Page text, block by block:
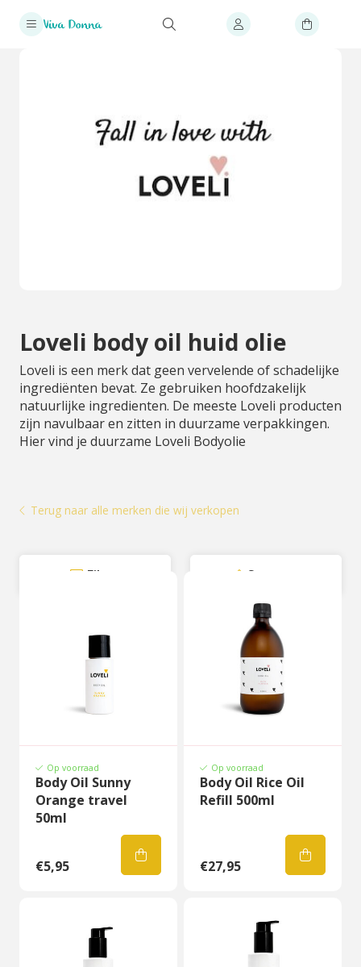
Loveli body oil huid olie
Loveli is een merk dat geen vervelende of schadelijke
ingrediënten bevat. Ze gebruiken hoofdzakelijk
natuurlijke ingredienten. De meeste Loveli producten
zijn navulbaar en zitten in duurzame verpakkingen.
Hier vind je duurzame Loveli Bodyolie
Terug naar alle merken die wij verkopen
Filter Sorteer
Op voorraad
Body Oil Sunny
Orange travel
50ml
€5,95
Op voorraad
Body Oil Rice Oil
Refill 500ml
€27,95